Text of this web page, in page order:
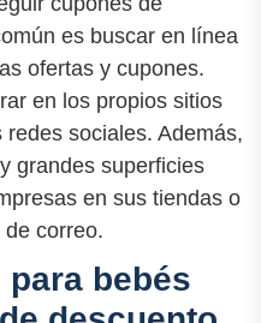
es buscar en línea
ofertas y cupones.
en los propios sitios
sociales. Además,
grandes superficies
en sus tiendas o
correo.
bebés